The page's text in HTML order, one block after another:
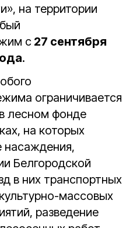
на территории
с 27 сентября
.
ограничивается
лесном фонде
на которых
Белгородской
в них транспортных
массовых
разведение